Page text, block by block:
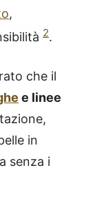
,
2.
che il
e linee
in
senza i